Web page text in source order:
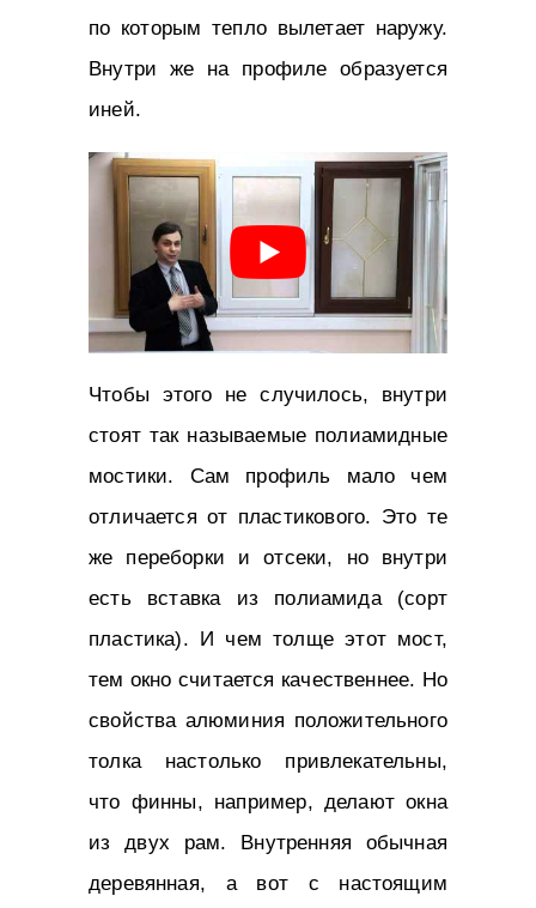
по которым тепло вылетает наружу.
Внутри же на профиле образуется
иней.
Чтобы этого не случилось, внутри
стоят так называемые полиамидные
мостики. Сам профиль мало чем
отличается от пластикового. Это те
же переборки и отсеки, но внутри
есть вставка из полиамида (сорт
пластика). И чем толще этот мост,
тем окно считается качественнее. Но
свойства алюминия положительного
толка настолько привлекательны,
что финны, например, делают окна
из двух рам. Внутренняя обычная
деревянная, а вот с настоящим